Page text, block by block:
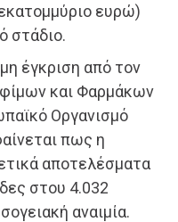
ευρώ)
στάδιο.
έγκριση από τον
και Φαρμάκων
Οργανισμό
πως η
αποτελέσματα
στου 4.032
αναιμία.